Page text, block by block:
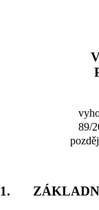
89/
1.